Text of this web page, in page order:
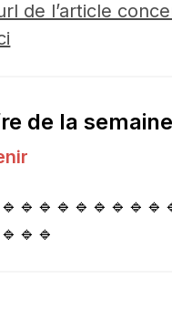
de l’article
de la semaine